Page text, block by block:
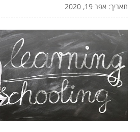
תאריך: אפר 19, 2020